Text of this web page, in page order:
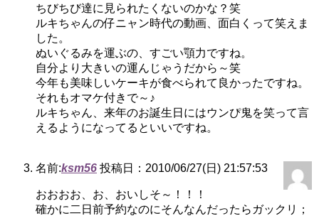
ちびちび達に見られたくないのかな？笑
ルキちゃんの仔ニャン時代の動画、面白くって笑えま
した。
ぬいぐるみを運ぶの、すごい顎力ですね。
自分より大きいの運んじゃうだから～笑
今年も美味しいケーキが食べられて良かったですね。
それもオマケ付きで～♪
ルキちゃん、来年のお誕生日にはウンぴ鬼を笑って言
えるようになってるといいですね。
名前:ksm56 投稿日：2010/06/27(日) 21:57:53
おおおお、お、おいしそ～！！！
確かに二日前予約なのにそんなんだったらガックリ；